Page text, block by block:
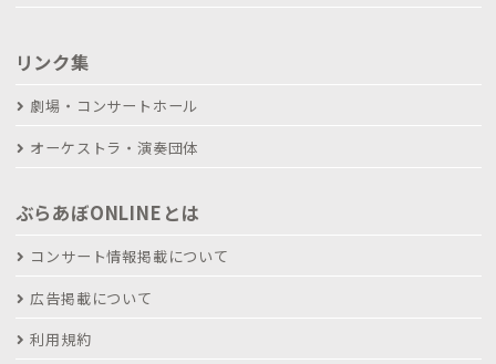
リンク集
劇場・コンサートホール
オーケストラ・演奏団体
ぶらあぼONLINEとは
コンサート情報掲載について
広告掲載について
利用規約